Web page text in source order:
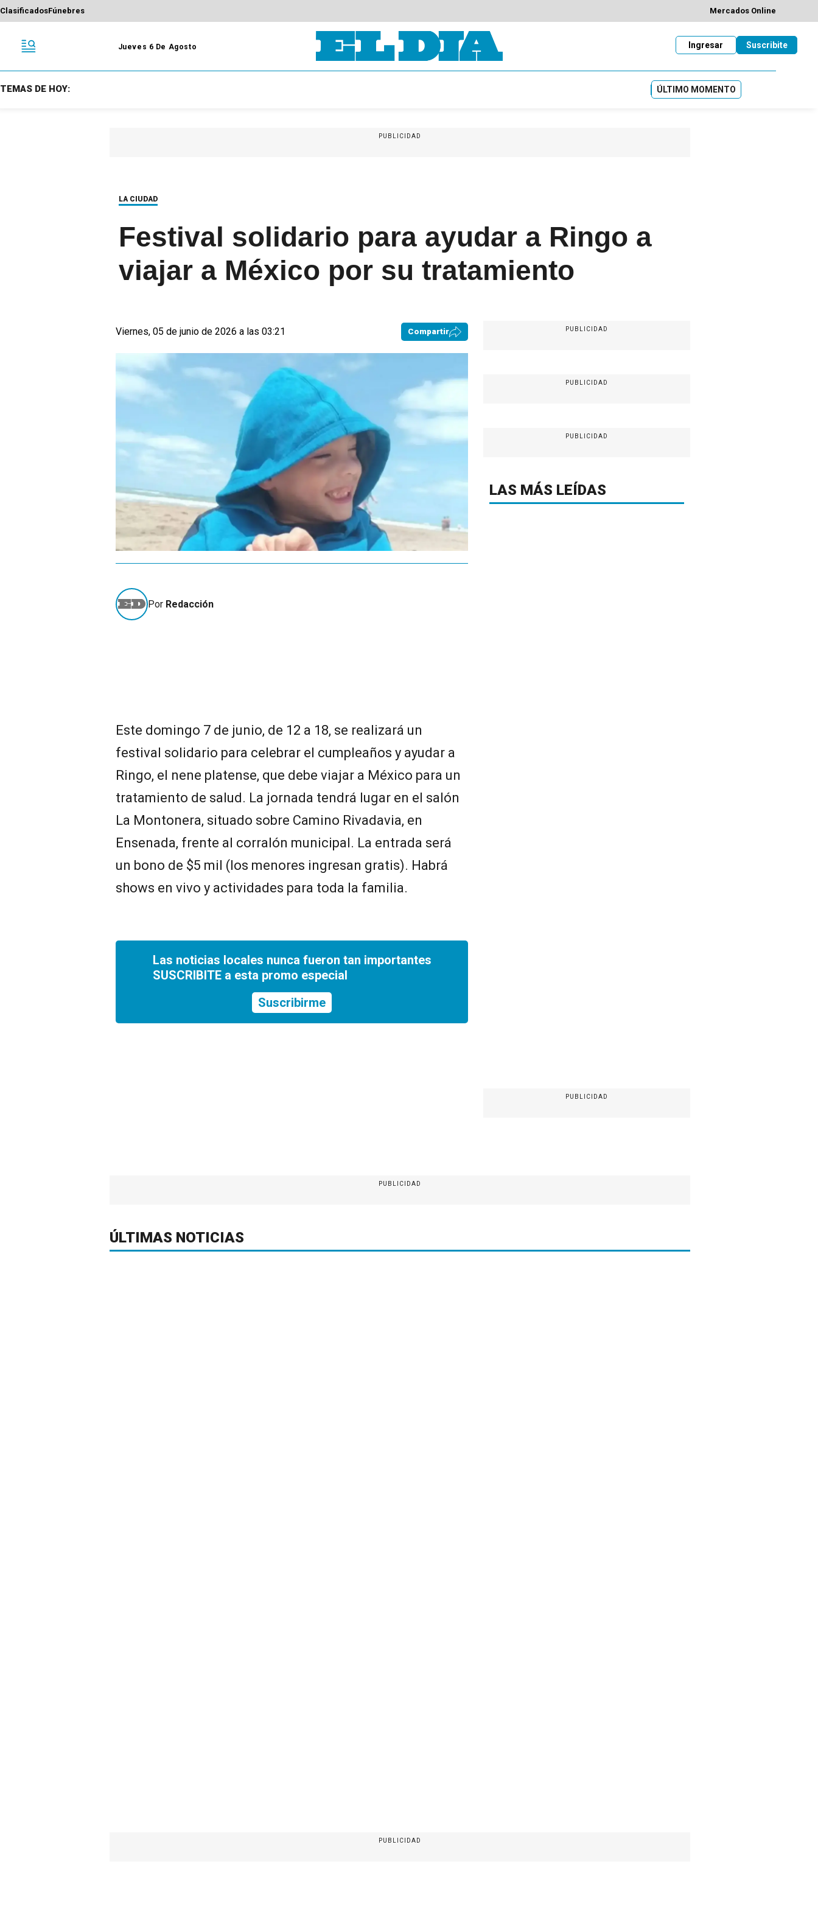
ClasificadosFúnebres Mercados Online
Jueves 6 De Agosto Suscribite
Ingresar
TEMAS DE HOY: ÚLTIMO MOMENTO
PUBLICIDAD
LA CIUDAD
Festival solidario para ayudar a Ringo a
viajar a México por su tratamiento
Viernes, 05 de junio de 2026 a las 03:21 Compartir
Por Redacción
Este domingo 7 de junio, de 12 a 18, se realizará un
festival solidario para celebrar el cumpleaños y ayudar a
Ringo, el nene platense, que debe viajar a México para un
tratamiento de salud. La jornada tendrá lugar en el salón
La Montonera, situado sobre Camino Rivadavia, en
Ensenada, frente al corralón municipal. La entrada será
un bono de $5 mil (los menores ingresan gratis). Habrá
shows en vivo y actividades para toda la familia.
Las noticias locales nunca fueron tan importantes
SUSCRIBITE a esta promo especial
Suscribirme
PUBLICIDAD
PUBLICIDAD
PUBLICIDAD
LAS MÁS LEÍDAS
PUBLICIDAD
PUBLICIDAD
ÚLTIMAS NOTICIAS
PUBLICIDAD